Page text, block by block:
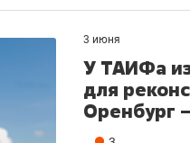
3 июня
У ТАИФа
для
Оренбург